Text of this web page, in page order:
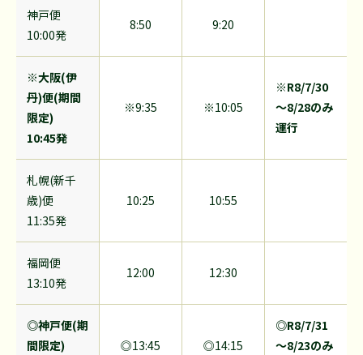
神戸便
10:00発
8:50 9:20
※大阪(伊
丹)便(期間
限定)
10:45発
※9:35 ※10:05
※R8/7/30
～8/28のみ
運行
札幌(新千
歳)便
11:35発
10:25 10:55
福岡便
13:10発
12:00 12:30
◎神戸便(期
間限定)
◎13:45 ◎14:15
◎R8/7/31
～8/23のみ